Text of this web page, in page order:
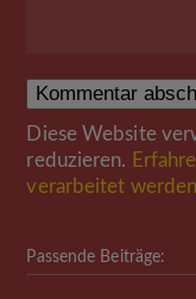
Diese Website
reduzieren.
verarbeitet
Passende Beiträge: